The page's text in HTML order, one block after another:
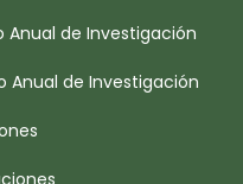
Anual de Investigación
Anual de Investigación